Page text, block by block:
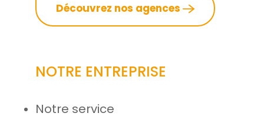
Découvrez nos agences
NOTRE ENTREPRISE
Notre service